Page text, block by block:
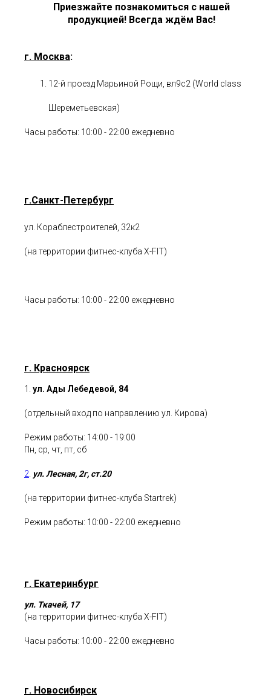
Приезжайте познакомиться с нашей
продукцией! Всегда ждём Вас!
г. Москва:
12-й проезд Марьиной Рощи, вл9с2 (World class
Шереметьевская)
Часы работы: 10:00 - 22:00 ежедневно
г.Санкт-Петербург
ул. Кораблестроителей, 32к2
(на территории фитнес-клуба X-FIT)
Часы работы: 10:00 - 22:00 ежедневно
г. Красноярск
1. ул. Ады Лебедевой, 84
(отдельный вход по направлению ул. Кирова)
Режим работы: 14:00 - 19:00
Пн, ср, чт, пт, сб
2 ул. Лесная, 2г, ст.20
(на территории фитнес-клуба Startrek)
Режим работы: 10:00 - 22:00 ежедневно
г. Екатеринбург
ул. Ткачей, 17
(на территории фитнес-клуба X-FIT)
Часы работы: 10:00 - 22:00 ежедневно
г. Новосибирск